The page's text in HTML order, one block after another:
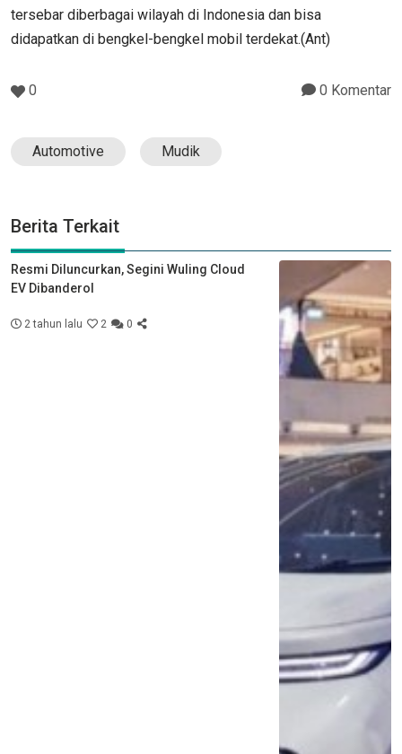
tersebar diberbagai wilayah di Indonesia dan bisa
didapatkan di bengkel-bengkel mobil terdekat.(Ant)
0 0 Komentar
Automotive Mudik
Berita Terkait
Resmi Diluncurkan, Segini Wuling Cloud
EV Dibanderol
2 tahun lalu 2 0